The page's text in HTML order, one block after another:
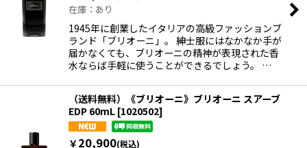
絞り込む
在庫：あり
1945年に創業したイタリアの高級ファッションブ
ランド「ブリオーニ」。 紳士服にはなかなか手が
届かなくても、ブリオーニの精神が表現された香
水ならば手軽に使うことができるでしょう。 …
（送料無料）《ブリオーニ》ブリオーニ スアーブ
EDP 60mL [1020502]
￥ 20,900(税込)